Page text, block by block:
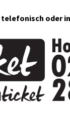
oder